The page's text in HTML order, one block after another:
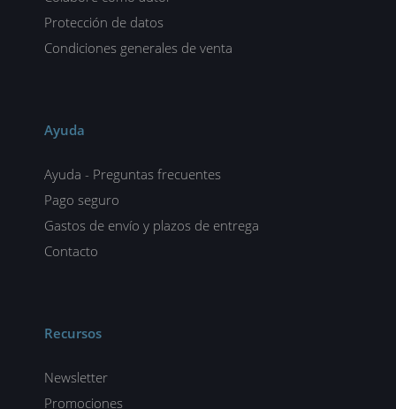
Protección de datos
Condiciones generales de venta
Ayuda
Ayuda - Preguntas frecuentes
Pago seguro
Gastos de envío y plazos de entrega
Contacto
Recursos
Newsletter
Promociones